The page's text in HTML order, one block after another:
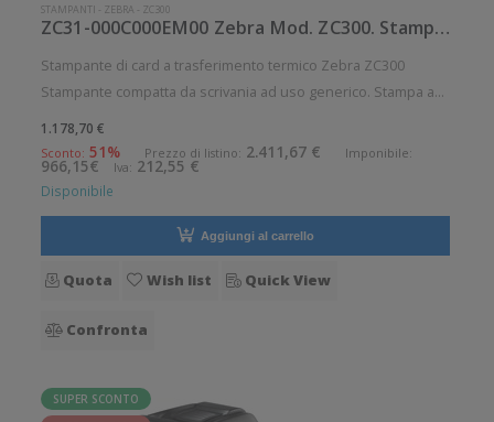
STAMPANTI - ZEBRA - ZC300
ZC31-000C000EM00 Zebra Mod. ZC300. Stampante di card.
Stampante di card a trasferimento termico Zebra ZC300
Stampante compatta da scrivania ad uso generico. Stampa a
Risoluzione di stampa: 12 dot/mm Supporto di stampa: Card
Connettività: Ethe
1.178,70 €
Sconto: 51% Prezzo di listino: 2.411,67 € Imponibile:
966,15€ Iva: 212,55 €
Disponibile
Aggiungi al carrello
Quota Wish list Quick View
Confronta
SUPER SCONTO